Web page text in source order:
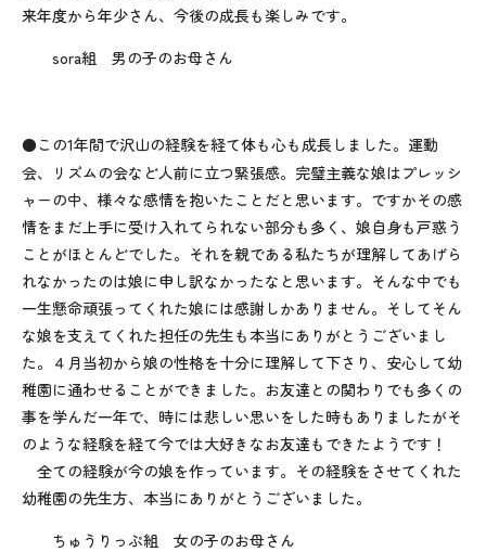
来年度から年少さん、今後の成長も楽しみです。
sora組 男の子のお母さん
●この1年間で沢山の経験を経て体も心も成長しました。運動
会、リズムの会など人前に立つ緊張感。完璧主義な娘はプレッシ
ャーの中、様々な感情を抱いたことだと思います。ですかその感
情をまだ上手に受け入れてられない部分も多く、娘自身も戸惑う
ことがほとんどでした。それを親である私たちが理解してあげら
れなかったのは娘に申し訳なかったなと思います。そんな中でも
一生懸命頑張ってくれた娘には感謝しかありません。そしてそん
な娘を支えてくれた担任の先生も本当にありがとうございまし
た。４月当初から娘の性格を十分に理解して下さり、安心して幼
稚園に通わせることができました。お友達との関わりでも多くの
事を学んだ一年で、時には悲しい思いをした時もありましたがそ
のような経験を経て今では大好きなお友達もできたようです！
全ての経験が今の娘を作っています。その経験をさせてくれた
幼稚園の先生方、本当にありがとうございました。
ちゅうりっぷ組 女の子のお母さん